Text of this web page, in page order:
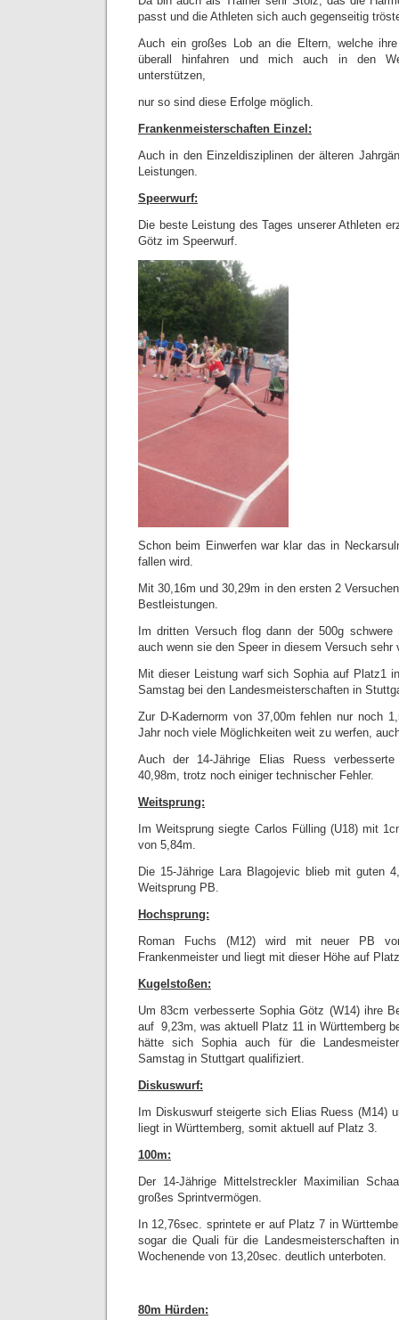
passt und die Athleten sich auch gegenseitig
Auch ein großes Lob an die Eltern, welche
überall hinfahren und mich auch in den
unterstützen,
nur so sind diese Erfolge möglich.
Frankenmeisterschaften Einzel:
Auch in den Einzeldisziplinen der älteren
Leistungen.
Speerwurf:
Die beste Leistung des Tages unserer Athleten
Götz im Speerwurf.
Schon beim Einwerfen war klar das in
fallen wird.
Mit 30,16m und 30,29m in den ersten 2
Bestleistungen.
Im dritten Versuch flog dann der 500g
auch wenn sie den Speer in diesem Versuch sehr
Mit dieser Leistung warf sich Sophia auf Platz1
Samstag bei den Landesmeisterschaften in
Zur D-Kadernorm von 37,00m fehlen nur noch
Jahr noch viele Möglichkeiten weit zu werfen,
Auch der 14-Jährige Elias Ruess
40,98m, trotz noch einiger technischer Fehler.
Weitsprung:
Im Weitsprung siegte Carlos Fülling (U18) mit
von 5,84m.
Die 15-Jährige Lara Blagojevic blieb mit guten
Weitsprung PB.
Hochsprung:
Roman Fuchs (M12) wird mit neuer PB
Frankenmeister und liegt mit dieser Höhe auf
Kugelstoßen:
Um 83cm verbesserte Sophia Götz (W14) ihre
auf 9,23m, was aktuell Platz 11 in Württemberg
hätte sich Sophia auch für die
Samstag in Stuttgart qualifiziert.
Diskuswurf:
Im Diskuswurf steigerte sich Elias Ruess (M14)
liegt in Württemberg, somit aktuell auf Platz 3.
100m:
Der 14-Jährige Mittelstreckler Maximilian
großes Sprintvermögen.
In 12,76sec. sprintete er auf Platz 7 in
sogar die Quali für die Landesmeisterschaften
Wochenende von 13,20sec. deutlich unterboten.
80m Hürden: